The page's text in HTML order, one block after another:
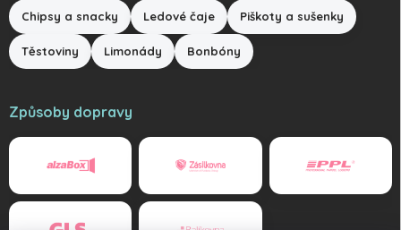
Chipsy a snacky Ledové čaje Piškoty a sušenky
Těstoviny Limonády Bonbóny
Způsoby dopravy